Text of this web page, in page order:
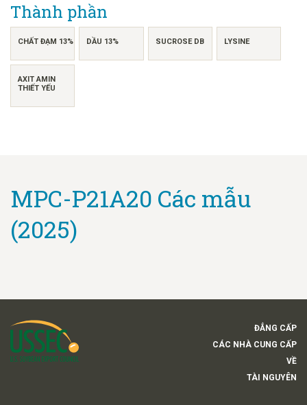
Thành phần
CHẤT ĐẠM 13% DẦU 13% SUCROSE DB LYSINE
AXIT AMIN
THIẾT YẾU
MPC-P21A20 Các mẫu
(2025)
ĐẲNG CẤP
CÁC NHÀ CUNG CẤP
VỀ
TÀI NGUYÊN